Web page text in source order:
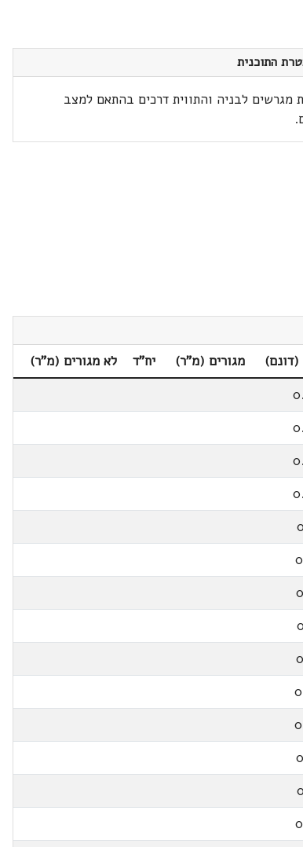
התוכנית
מגרשים לבניה והתווית דרכים בהתאם למצב
מגורים (מ"ר) יח"ד
לא מגורים (מ"ר)